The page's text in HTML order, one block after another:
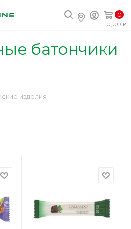
0
0,00
батончики
изделия —